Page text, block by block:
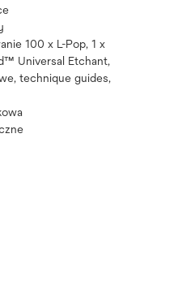
Najedź na obrazek, aby
100 x L-Pop, 1 x
Universal Etchant,
technique guides,